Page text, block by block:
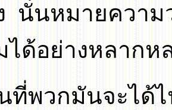
นั่นหมายความ
ได้อย่างหลากห
ที่พวกมันจะได้